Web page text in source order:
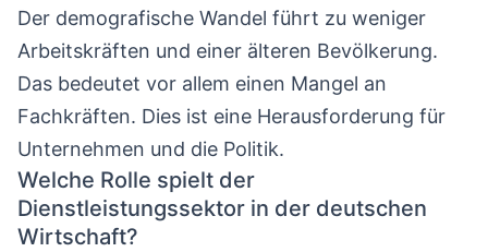
Der demografische Wandel führt zu weniger
Arbeitskräften und einer älteren Bevölkerung.
Das bedeutet vor allem einen Mangel an
Fachkräften. Dies ist eine Herausforderung für
Unternehmen und die Politik.
Welche Rolle spielt der
Dienstleistungssektor in der deutschen
Wirtschaft?